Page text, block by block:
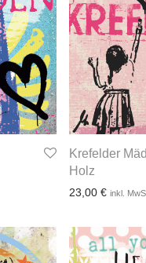
Krefelder
Holz
23,00 € inkl.
3-4